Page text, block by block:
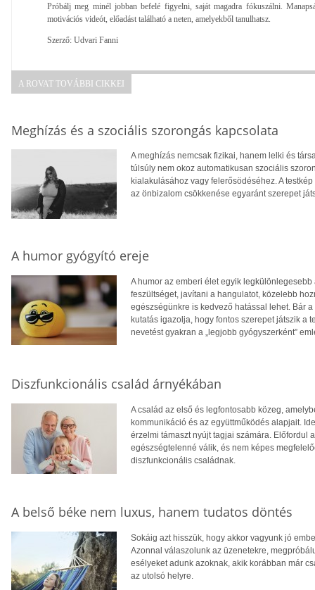
Próbálj meg minél jobban befelé figyelni, saját magadra fókuszálni.
motivációs videót, előadást található a neten, amelyekből tanulhatsz.
Szerző: Udvari Fanni
A ROVAT TOVÁBBI CIKKEI
Meghízás és a szociális szorongás kapcsolata
A meghízás nemcsak fizikai, hanem lelki és
túlsúly nem okoz automatikusan szociális
kialakulásához vagy felerősödéséhez. A
az önbizalom csökkenése egyaránt szerepet
A humor gyógyító ereje
A humor az emberi élet egyik
feszültséget, javítani a hangulatot, közelebb
egészségünkre is kedvező hatással lehet. Bár
kutatás igazolja, hogy fontos szerepet játszik a
nevetést gyakran a „legjobb gyógyszerként”
Diszfunkcionális család árnyékában
A család az első és legfontosabb közeg,
kommunikáció és az együttműködés alapjait.
érzelmi támaszt nyújt tagjai számára. Előfordul
egészségtelenné válik, és nem képes
diszfunkcionális családnak.
A belső béke nem luxus, hanem tudatos döntés
Sokáig azt hisszük, hogy akkor vagyunk jó
Azonnal válaszolunk az üzenetekre,
esélyeket adunk azoknak, akik korábban már
az utolsó helyre.